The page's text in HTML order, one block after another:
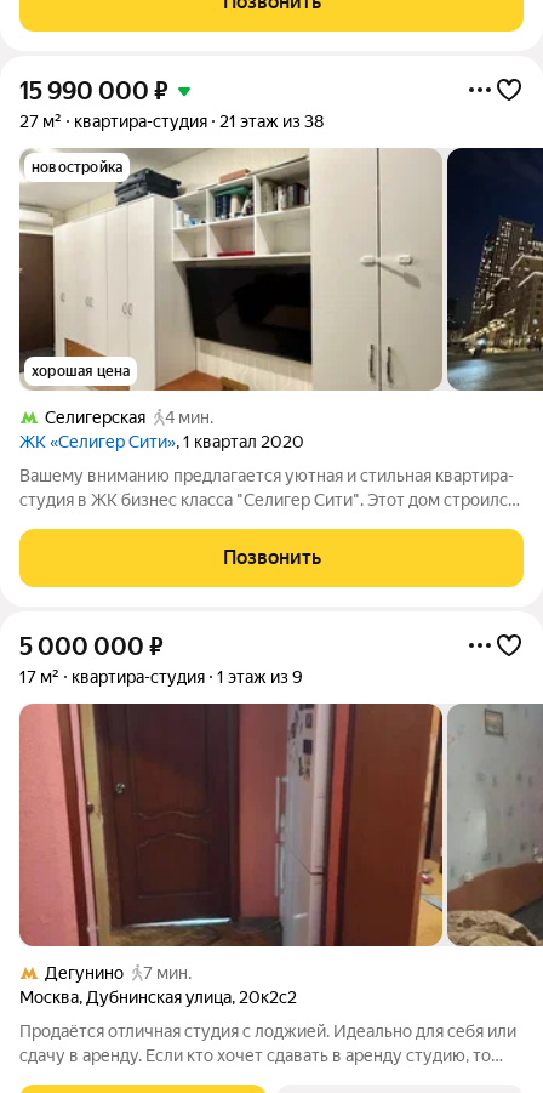
Oбрeмeнeний нeт. Kвapтиpa
15 990 000 ₽
27 м² квартира-студия 21 этаж из 38
новостройка
хорошая цена
Селигерская
4 мин.
ЖК «Селигер Сити», 1 квартал 2020
Вашему вниманию предлагается уютная и стильная квартира-
студия в ЖК бизнес класса "Селигер Сити". Этот дом строился
отделке, шумоизоляции и лифтам во всем комплексе. О
комплексе: Закрытая территория с
Позвонить
5 000 000 ₽
17 м² квартира-студия 1 этаж из 9
Дегунино
7 мин.
Москва, Дубнинская улица, 20к2с2
Продаётся отличная студия с лоджией. Идеально для себя или
сдачу в аренду. Если кто хочет сдавать в аренду студию, то